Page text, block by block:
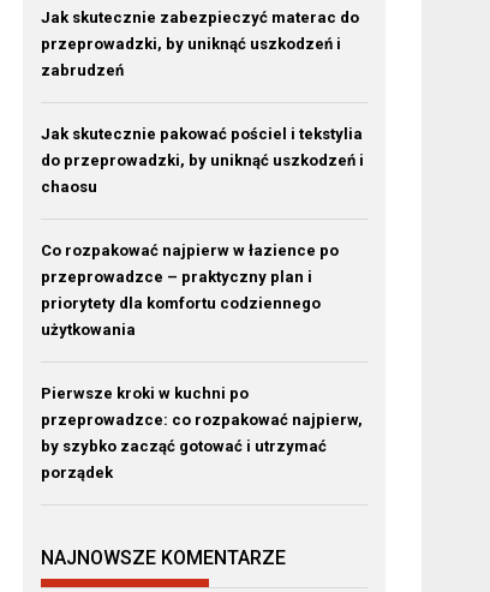
Jak skutecznie zabezpieczyć materac do
przeprowadzki, by uniknąć uszkodzeń i
zabrudzeń
Jak skutecznie pakować pościel i tekstylia
do przeprowadzki, by uniknąć uszkodzeń i
chaosu
Co rozpakować najpierw w łazience po
przeprowadzce – praktyczny plan i
priorytety dla komfortu codziennego
użytkowania
Pierwsze kroki w kuchni po
przeprowadzce: co rozpakować najpierw,
by szybko zacząć gotować i utrzymać
porządek
NAJNOWSZE KOMENTARZE